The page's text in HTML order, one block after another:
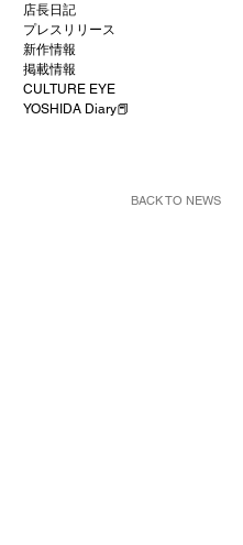
店長日記
プレスリリース
新作情報
掲載情報
CULTURE EYE
YOSHIDA Diary📕
BACK TO NEWS